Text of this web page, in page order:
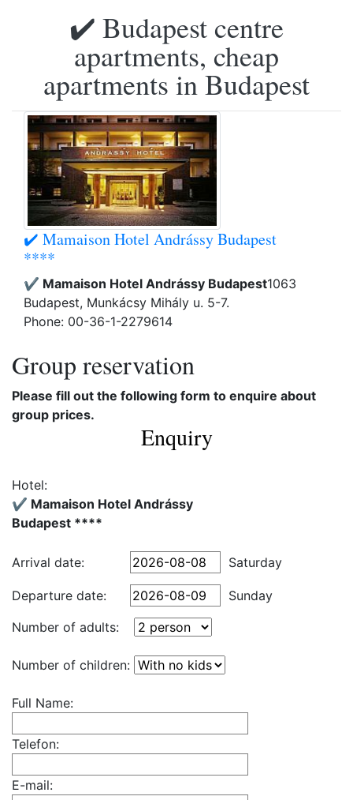
✔️ Budapest centre
apartments, cheap
apartments in Budapest
✔️ Mamaison Hotel Andrássy Budapest
****
✔️ Mamaison Hotel Andrássy Budapest1063
Budapest, Munkácsy Mihály u. 5-7.
Phone: 00-36-1-2279614
Group reservation
Please fill out the following form to enquire about
group prices.
Enquiry
Hotel:
✔️ Mamaison Hotel Andrássy
Budapest ****
Arrival date: Saturday
Departure date:
Sunday
Number of adults:
Number of children:
Full Name:
Telefon:
E-mail: